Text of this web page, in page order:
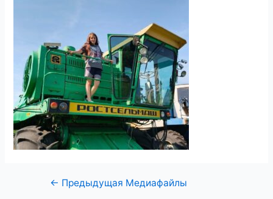
← Предыдущая Медиафайлы